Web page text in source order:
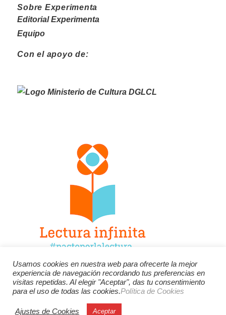
Sobre Experimenta
Editorial Experimenta
Equipo
Con el apoyo de:
Facebook Twitter
Instagram
YouTube
LinkedIn Contacto
Usamos cookies en nuestra web para ofrecerte la mejor
experiencia de navegación recordando tus preferencias en
visitas repetidas. Al elegir "Aceptar", das tu consentimiento
para el uso de todas las cookies.Política de Cookies
Ajustes de Cookies Aceptar